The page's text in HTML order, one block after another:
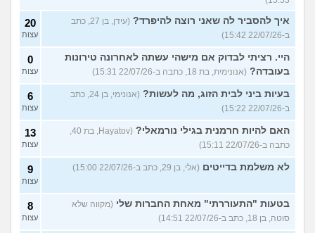
איך להסביר לה שאני רוצה להיפרד?
(עידן, בן 27, כתב
ב-22/07/26 15:42)
20
עצות
היי. רציתי לבדוק אם מישהי עשתה לאחרונה טירונות
בעובדה? (אנונימית, בת 18, כתבה ב-22/07/26 15:31)
0
עצות
בעיות ביני לבית הזוג, מה לעשות?
(אנונימי, בן 24, כתב
ב-22/07/26 15:22)
6
עצות
האם להיות חרמנית בגילי נורמאלי?
כתבה ב-22/07/26 15:11)
13
עצות
לא משלמת בדייטים (אלי, בן 29, כתב ב-22/07/26 15:00) 9
עצות
בטעות "התעוררתי" מאחת החברות שלי (מקווה שלא
סוטה, בן 18, כתב ב-22/07/26 14:51)
8
עצות